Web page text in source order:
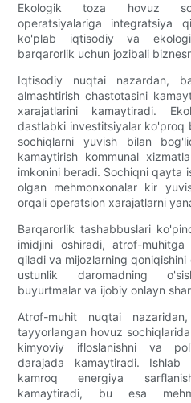
Ekologik toza hovuz
operatsiyalariga integratsiya
ko'plab iqtisodiy va
barqarorlik uchun jozibali
Iqtisodiy nuqtai nazardan,
almashtirish chastotasini
xarajatlarini kamaytiradi.
dastlabki investitsiyalar ko'proq
sochiqlarni yuvish bilan
kamaytirish kommunal
imkonini beradi. Sochiqni qayta
olgan mehmonxonalar kir
orqali operatsion xarajatlarni
Barqarorlik tashabbuslari
imidjini oshiradi, atrof-
qiladi va mijozlarning
ustunlik daromadning
buyurtmalar va ijobiy onlayn
Atrof-muhit nuqtai
tayyorlangan hovuz
kimyoviy ifloslanishni va
darajada kamaytiradi.
kamroq energiya
kamaytiradi, bu esa